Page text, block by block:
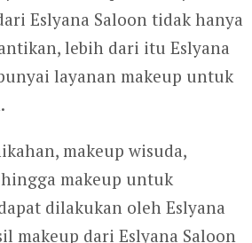
Eslyana Saloon tidak hanya
lebih dari itu Eslyana
layanan makeup untuk
makeup wisuda,
makeup untuk
dilakukan oleh Eslyana
makeup dari Eslyana Saloon